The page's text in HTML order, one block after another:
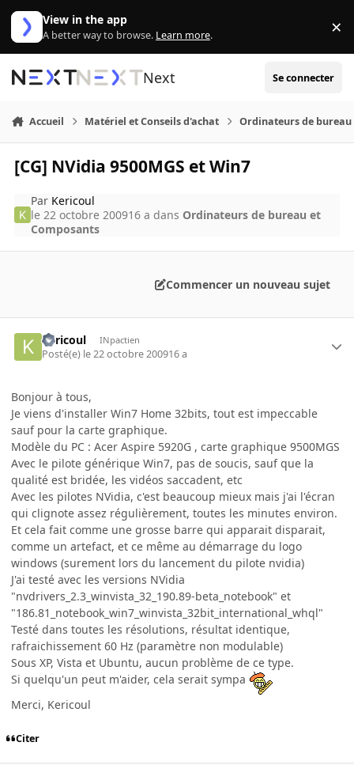
Aller au contenu
View in the app
A better way to browse. Learn more. ×
Next Se connecter
Accueil Matériel et Conseils d'achat Ordinateurs de bureau
[CG] NVidia 9500MGS et Win7
Par Kericoul
le 22 octobre 200916 a dans Ordinateurs de bureau et
Composants
Commencer un nouveau sujet
Kericoul INpactien
Posté(e) le 22 octobre 200916 a
Bonjour à tous,
Je viens d'installer Win7 Home 32bits, tout est impeccable
sauf pour la carte graphique.
Modèle du PC : Acer Aspire 5920G , carte graphique 9500MGS
Avec le pilote générique Win7, pas de soucis, sauf que la
qualité est bridée, les vidéos saccadent, etc
Avec les pilotes NVidia, c'est beaucoup mieux mais j'ai l'écran
qui clignote assez régulièrement, toutes les minutes environ.
Et cela fait comme une grosse barre qui apparait disparait,
comme un artefact, et ce même au démarrage du logo
windows (surement lors du lancement du pilote nvidia)
J'ai testé avec les versions NVidia
"nvdrivers_2.3_winvista_32_190.89-beta_notebook" et
"186.81_notebook_win7_winvista_32bit_international_whql"
Testé dans toutes les résolutions, résultat identique,
rafraichissement 60 Hz (paramètre non modulable)
Sous XP, Vista et Ubuntu, aucun problème de ce type.
Si quelqu'un peut m'aider, cela serait sympa
Merci, Kericoul
Citer